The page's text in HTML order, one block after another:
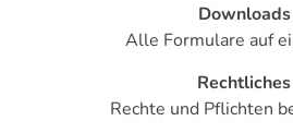
Downloads
Alle Formulare auf
Rechtliches
Rechte und Pflichten